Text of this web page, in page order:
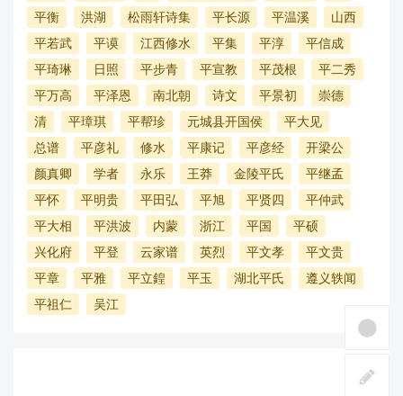
平衡
洪湖 松雨轩诗集 平长源 平温溪
山西
平若武
平谟 江西修水 平集 平淳
平信成
平琦琳
日照 平步青 平宣教 平茂根
平二秀
平万高
平泽恩 南北朝 诗文 平景初
崇德
清
平璋琪 平帮珍 元城县开国侯
平大见
总谱
平彦礼 修水 平康记 平彦经
开梁公
颜真卿
学者 永乐 王莽 金陵平氏
平继孟
平怀
平明贵 平田弘 平旭 平贤四
平仲武
平大相
平洪波 内蒙 浙江 平国
平硕
兴化府
平登 云家谱 英烈 平文孝
平文贵
平章
平雅 平立鍠 平玉 湖北平氏
遵义轶闻
平祖仁
吴江